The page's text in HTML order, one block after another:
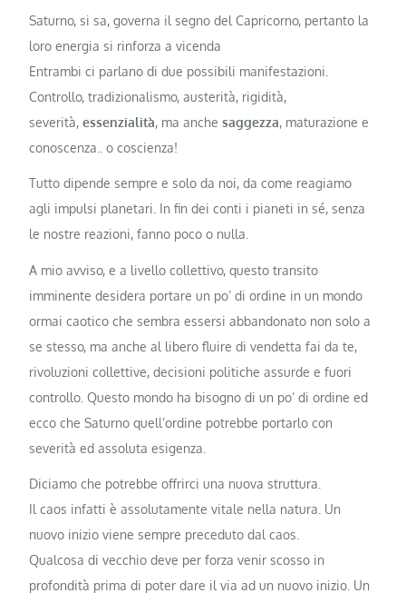
Saturno, si sa, governa il segno del Capricorno, pertanto la
loro energia si rinforza a vicenda
Entrambi ci parlano di due possibili manifestazioni.
Controllo, tradizionalismo, austerità, rigidità,
severità,essenzialità, ma anchesaggezza, maturazione e
conoscenza.. o coscienza!
Tutto dipende sempre e solo da noi, da come reagiamo
agli impulsi planetari. In fin dei conti i pianeti in sé, senza
le nostre reazioni, fanno poco o nulla.
A mio avviso, e a livello collettivo, questo transito
imminente desidera portare un po’ di ordine in un mondo
ormai caotico che sembra essersi abbandonato non solo a
se stesso, ma anche al libero fluire di vendetta fai da te,
rivoluzioni collettive, decisioni politiche assurde e fuori
controllo. Questo mondo ha bisogno di un po’ di ordine ed
ecco che Saturno quell’ordine potrebbe portarlo con
severità ed assoluta esigenza.
Diciamo che potrebbe offrirci una nuova struttura.
Il caos infatti è assolutamente vitale nella natura. Un
nuovo inizio viene sempre preceduto dal caos.
Qualcosa di vecchio deve per forza venir scosso in
profondità prima di poter dare il via ad un nuovo inizio. Un